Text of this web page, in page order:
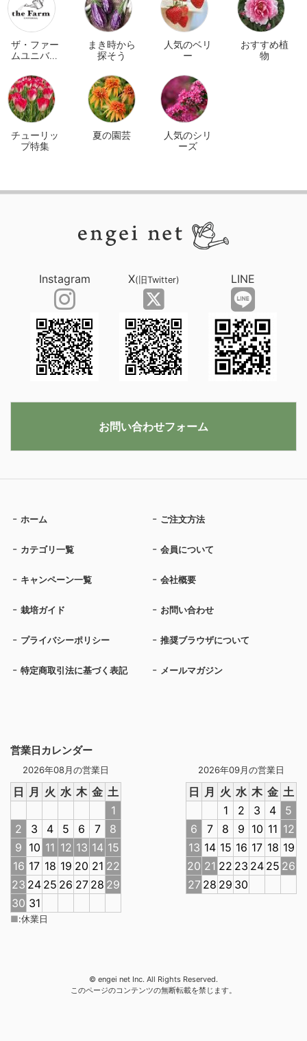
ザ・ファー
ムユニバー
イン
まき時から
探そう
人気のベリ
ー
おすすめ植
物
チューリッ
プ特集
夏の園芸
人気のシリ
ーズ
営業日カレンダー
2026年08月の営業日
日 月 火 水 木 金 土
1
2
3 4 5 6 7
8
9 10 11 12 13 14 15
16 17 18 19 20 21 22
23 24 25 26 27 28 29
30 31
2026年09月の営業日
日 月 火 水 木 金 土
1
2 3 4
5
6
7 8 9 10 11 12
13 14 15 16 17 18 19
20 21 22 23 24 25 26
27 28 29 30
■:休業日
ホーム ご注文方法
カテゴリ一覧 会員について
キャンペーン一覧 会社概要
栽培ガイド お問い合わせ
プライバシーポリシー 推奨ブラウザについて
特定商取引法に基づく表記 メールマガジン
Instagram X(旧Twitter) LINE
お問い合わせフォーム
© engei net Inc. All Rights Reserved.
このページのコンテンツの無断転載を禁じます。